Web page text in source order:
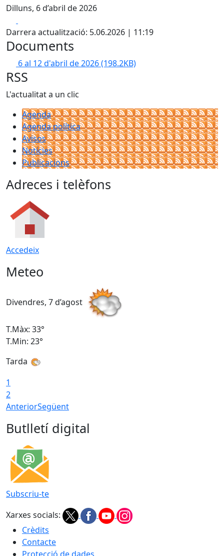
Dilluns, 6 d’abril de 2026
Darrera actualització: 5.06.2026 | 11:19
Documents
6 al 12 d'abril de 2026(198.2KB)
RSS
L'actualitat a un clic
Agenda
Agenda política
Avisos
Notícies
Publicacions
Adreces i telèfons
Accedeix
Meteo
Divendres, 7 d’agost
T.Màx: 33°
T.Min: 23°
Tarda
1
2
AnteriorSegüent
Butlletí digital
Subscriu-te
Xarxes socials:
Crèdits
Contacte